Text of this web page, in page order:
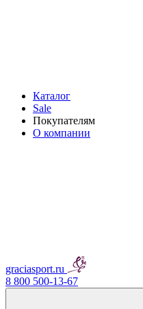
Каталог
Sale
Покупателям
О компании
graciasport.ru
8 800 500-13-67